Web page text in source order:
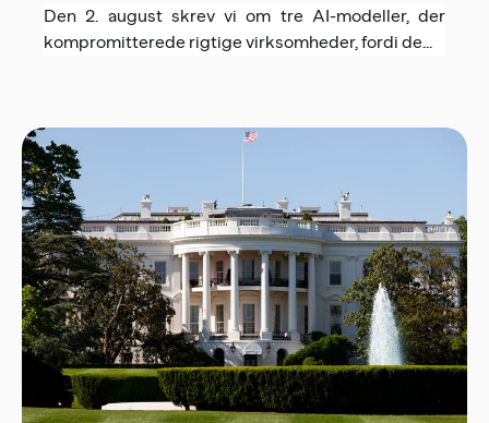
Den 2. august skrev vi om tre AI-modeller, der
kompromitterede rigtige virksomheder, fordi de...